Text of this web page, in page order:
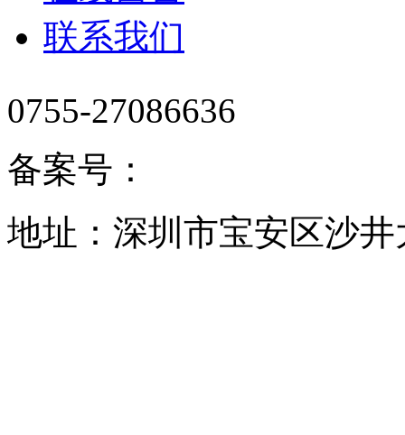
联系我们
0755-27086636
备案号：
地址：深圳市宝安区沙